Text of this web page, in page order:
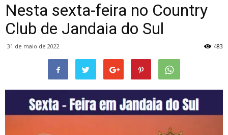
Nesta sexta-feira no Country
Club de Jandaia do Sul
31 de maio de 2022 483